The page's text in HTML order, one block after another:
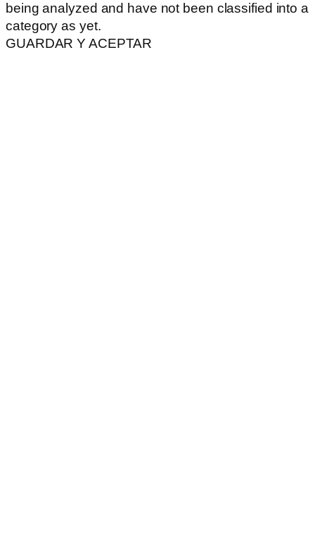
being analyzed and have not been classified into a
category as yet.
GUARDAR Y ACEPTAR